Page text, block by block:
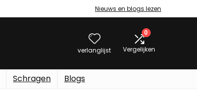
Nieuws en blogs lezen
verlanglijst
0
Vergelijken
Schragen Blogs